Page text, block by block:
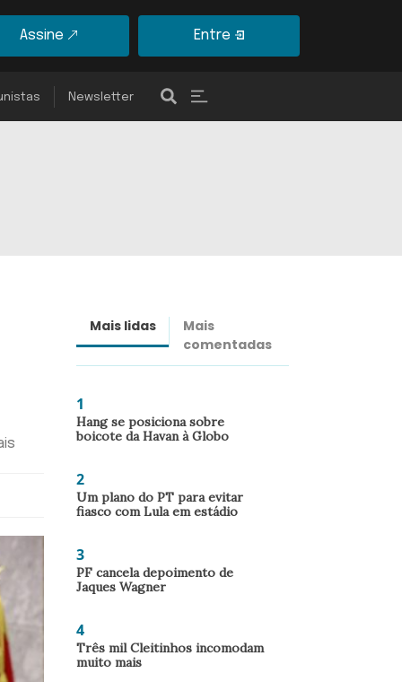
Assine Entre
Newsletter
Mais lidas
Mais
comentadas
1
Hang se posiciona sobre
boicote da Havan à Globo
2
Um plano do PT para evitar
fiasco com Lula em estádio
3
PF cancela depoimento de
Jaques Wagner
4
Três mil Cleitinhos incomodam
muito mais